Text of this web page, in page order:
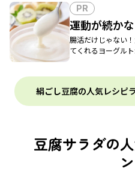
PR
運動が続か
腸活だけじゃない
てくれるヨーグル
絹ごし豆腐の人気レシピ
豆腐サラダの